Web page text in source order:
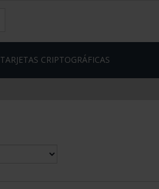
TARJETAS CRIPTOGRÁFICAS